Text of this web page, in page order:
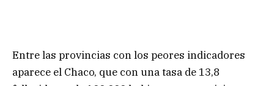
Entre las provincias con los peores indicadores
aparece el Chaco, que con una tasa de 13,8